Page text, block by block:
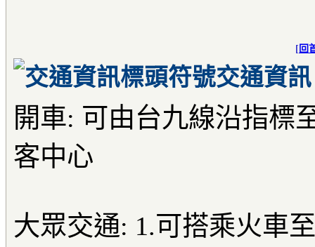
[ 回
交通資訊
開車: 可由台九線沿指標
客中心
大眾交通: 1.可搭乘火車